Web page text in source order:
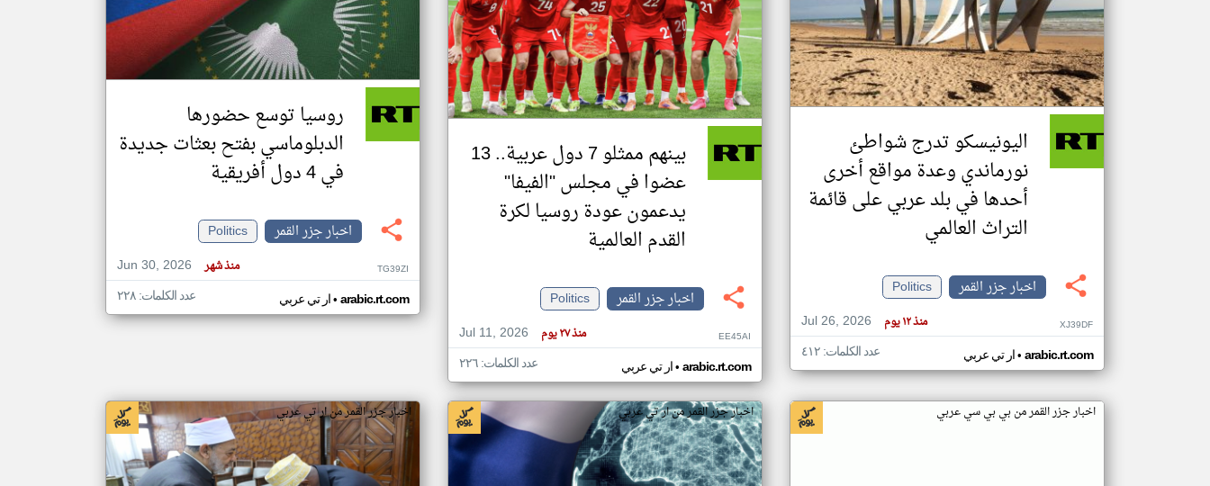
تغيير الدولة
اخبار جزر القمر على مدار الساعة
أهم اخبار جزر القمر العاجلة والمباشرة
اليونيسكو تدرج شواطئ
نورماندي وعدة مواقع أخرى
أحدها في بلد عربي على قائمة
التراث العالمي
اخبار جزر القمر
Politics
Jul 26, 2026
منذ ١٢ يوم XJ39DF
ار تي عربي• arabic.rt.com عدد الكلمات: ٤١٢
بينهم ممثلو 7 دول عربية.. 13
عضوا في مجلس "الفيفا"
يدعمون عودة روسيا لكرة
القدم العالمية
اخبار جزر القمر
Politics
Jul 11, 2026
منذ ٢٧ يوم EE45AI
ار تي عربي• arabic.rt.com عدد الكلمات: ٢٢٦
روسيا توسع حضورها
الدبلوماسي بفتح بعثات جديدة
في 4 دول أفريقية
اخبار جزر القمر
Politics
Jun 30, 2026
منذ شهر TG39ZI
ار تي عربي• arabic.rt.com عدد الكلمات: ٢٢٨
اخبار جزر القمر من بي بي سي عربي اخبار جزر القمر من ار تي عربي اخبار جزر القمر من ار تي عربي
klyoum.com